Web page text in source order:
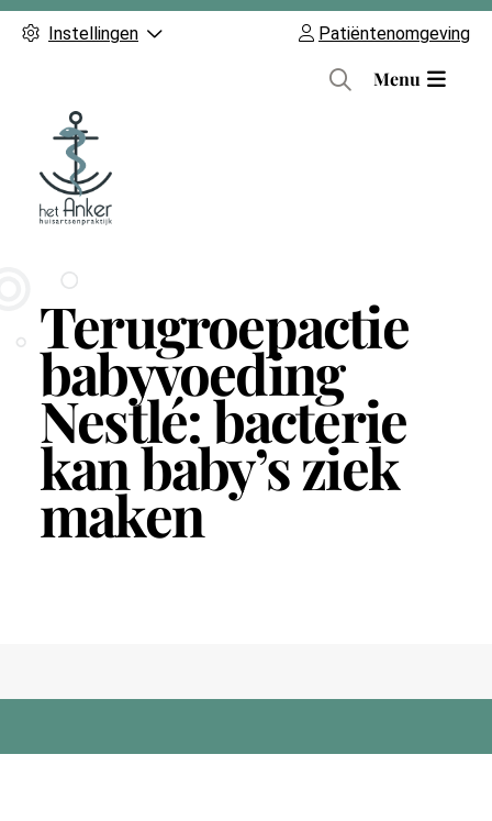
Instellingen Patiëntenomgeving
H
u
Menu
Terugroepactie
babyvoeding
Nestlé: bacterie
kan baby’s ziek
maken